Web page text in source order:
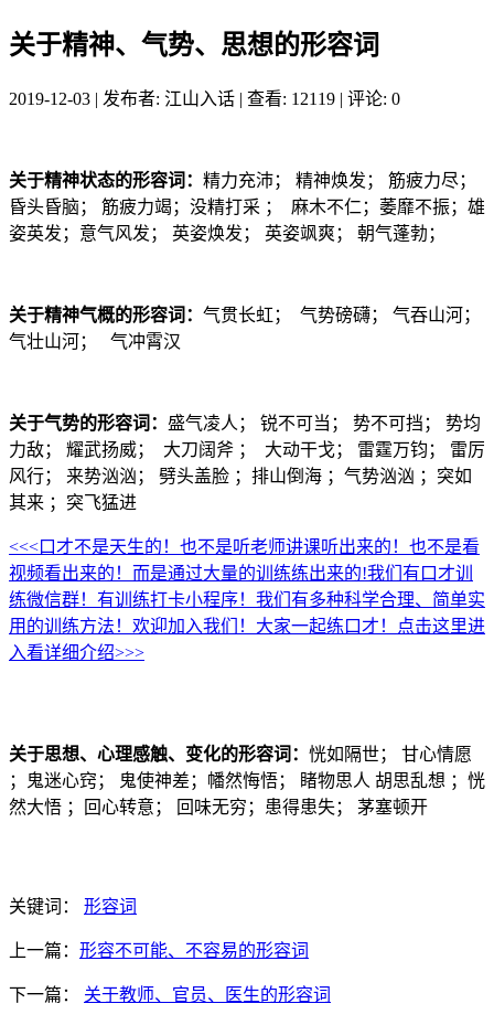
关于精神、气势、思想的形容词
2019-12-03 | 发布者: 江山入话 | 查看: 12119 | 评论: 0
关于精神状态的形容词： 精力充沛； 精神焕发； 筋疲力尽；
昏头昏脑； 筋疲力竭；没精打采 ； 麻木不仁；萎靡不振；雄
姿英发；意气风发； 英姿焕发； 英姿飒爽； 朝气蓬勃；
关于精神气概的形容词： 气贯长虹； 气势磅礴； 气吞山河；
气壮山河； 气冲霄汉
关于气势的形容词： 盛气凌人； 锐不可当； 势不可挡； 势均
力敌； 耀武扬威； 大刀阔斧 ； 大动干戈； 雷霆万钧； 雷厉
风行； 来势汹汹； 劈头盖脸 ；排山倒海 ；气势汹汹 ；突如
其来 ；突飞猛进
<<<口才不是天生的！也不是听老师讲课听出来的！也不是看
视频看出来的！而是通过大量的训练练出来的!我们有口才训
练微信群！有训练打卡小程序！我们有多种科学合理、简单实
用的训练方法！欢迎加入我们！大家一起练口才！点击这里进
入看详细介绍>>>
关于思想、心理感触、变化的形容词： 恍如隔世； 甘心情愿
；鬼迷心窍； 鬼使神差；幡然悔悟； 睹物思人 胡思乱想 ；恍
然大悟 ；回心转意； 回味无穷；患得患失； 茅塞顿开
关键词： 形容词
上一篇： 形容不可能、不容易的形容词
下一篇： 关于教师、官员、医生的形容词